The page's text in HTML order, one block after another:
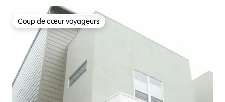
Coup de cœur voyageurs
Coup de cœur voyageurs